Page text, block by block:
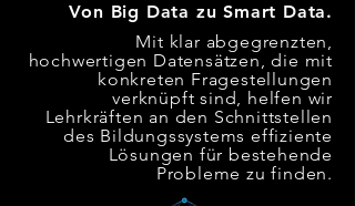
Von Big Data zu Smart Data.
Mit klar abgegrenzten,
hochwertigen Datensätzen, die mit
konkreten Fragestellungen
verknüpft sind, helfen wir
Lehrkräften an den Schnittstellen
des Bildungssystems effiziente
Lösungen für bestehende
Probleme zu finden.